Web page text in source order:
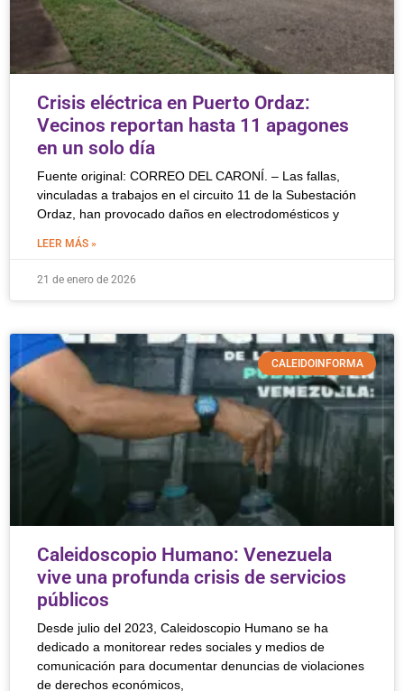
Crisis eléctrica en Puerto Ordaz:
Vecinos reportan hasta 11 apagones
en un solo día
Fuente original: CORREO DEL CARONÍ. – Las fallas,
vinculadas a trabajos en el circuito 11 de la Subestación
Ordaz, han provocado daños en electrodomésticos y
LEER MÁS »
21 de enero de 2026
CALEIDOINFORMA
Caleidoscopio Humano: Venezuela
vive una profunda crisis de servicios
públicos
Desde julio del 2023, Caleidoscopio Humano se ha
dedicado a monitorear redes sociales y medios de
comunicación para documentar denuncias de violaciones
de derechos económicos,